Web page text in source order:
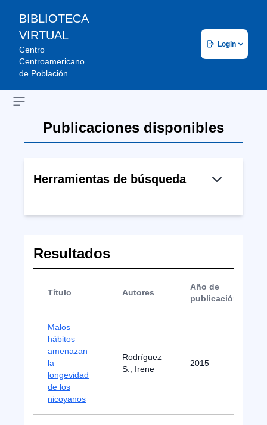
BIBLIOTECA
VIRTUAL
Centro
Centroamericano
de Población
Login
Open sidebar
Publicaciones disponibles
Herramientas de búsqueda
Resultados
Título Autores
Año de
publicación
Malos
hábitos
amenazan
la
longevidad
de los
nicoyanos
Rodríguez
S., Irene
2015